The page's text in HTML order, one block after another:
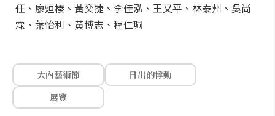
任、廖烜榛、黃奕捷、李佳泓、王又平、林泰州、吳尚
霖、葉怡利、黃博志、程仁珮
大內藝術節
日出的悸動
展覽